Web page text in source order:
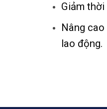
Giảm
Nâng
lao động.